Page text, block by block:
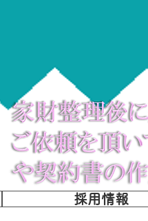
採用情報